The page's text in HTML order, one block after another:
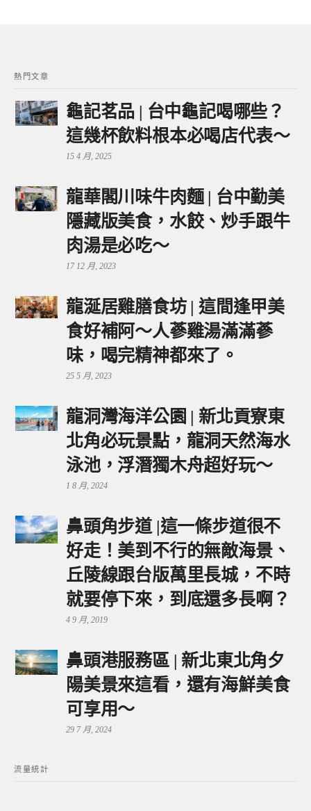
熱門文章
龜記茗品 | 台中龜記喝哪些？
這幾杯飲料根本必喝店代表～
15 4 月, 2025
龍華閣川味牛肉麵 | 台中勤美
隱藏版美食，水餃、炒手跟牛
肉湯是必吃～
17 12 月, 2023
龍涎居雞膳食坊 | 這間逢甲美
食好補阿～人蔘雞湯滿滿蔘
味，喝完精神都來了。
25 5 月, 2023
龍洞灣海洋公園 | 新北貢寮東
北角必玩景點，龍洞天然海水
泳池，浮潛獨木舟超好玩～
1 8 月, 2024
鼻頭角步道 |這一條步道很不
好走！美到不行的無敵海景、
丘陵線跟台版萬里長城，不時
就要停下來，到底還多長啊？
4 9 月, 2019
鼻頭港服務區 | 新北東北角夕
陽美景來這看，還有海鮮美食
可享用～
29 7 月, 2024
流量統計